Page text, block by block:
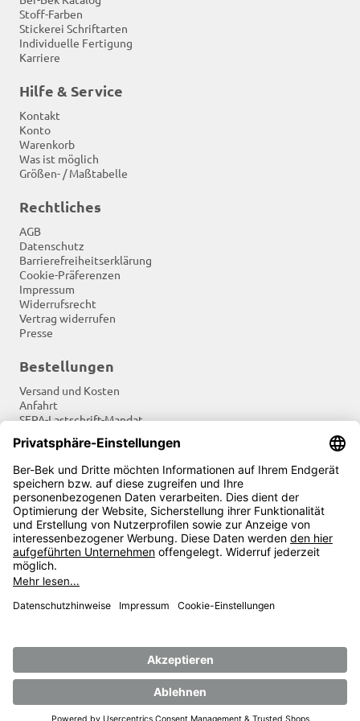
Stoff-Farben
Stickerei Schriftarten
Individuelle Fertigung
Karriere
Hilfe & Service
Kontakt
Konto
Warenkorb
Was ist möglich
Größen- / Maßtabelle
Rechtliches
AGB
Datenschutz
Barrierefreiheitserklärung
Cookie-Präferenzen
Impressum
Widerrufsrecht
Vertrag widerrufen
Presse
Bestellungen
Versand und Kosten
Anfahrt
SEPA-Lastschrift-Mandat
Newsletter
Soziale Netzwerke
Zahlungsarten
Ber-Bek.de - Gastronomische Berufsbekleidung nach